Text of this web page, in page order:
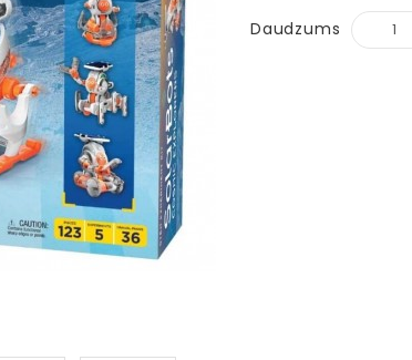
Daudzums